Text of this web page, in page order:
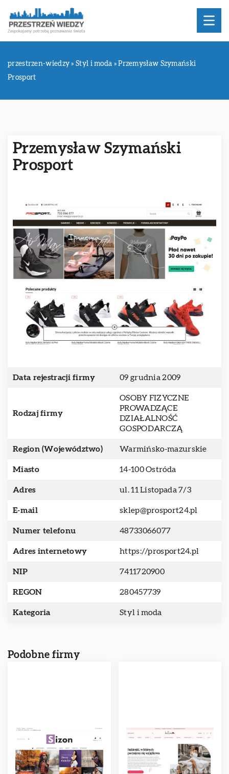
przestrzen-wiedzy »Styl i moda »Przemysław Szymański
Prosport
Przemysław Szymański
Prosport
Data rejestracji firmy 09 grudnia 2009
Rodzaj firmy
OSOBY FIZYCZNE
PROWADZĄCE
DZIAŁALNOŚĆ
GOSPODARCZĄ
Region (Województwo) Warmińsko-mazurskie
Miasto 14-100 Ostróda
Adres ul. 11 Listopada 7/3
E-mail sklep@prosport24.pl
Numer telefonu 48733066077
Adres internetowy https://prosport24.pl
NIP 7411720900
REGON 280457739
Kategoria Styl i moda
Podobne firmy